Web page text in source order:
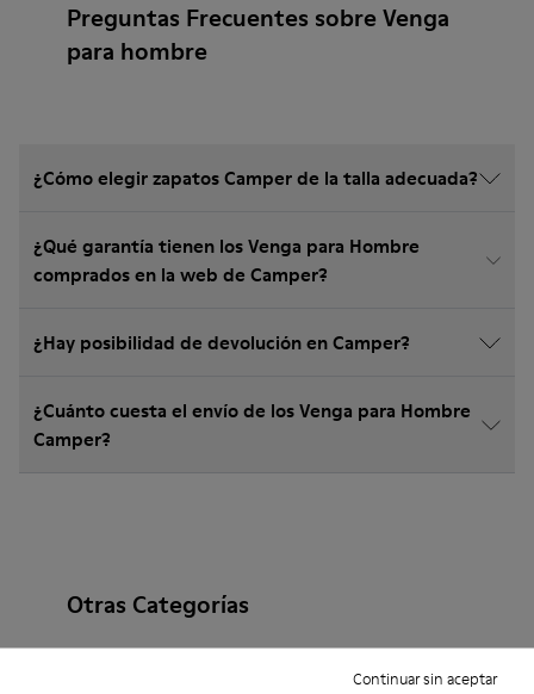
Continuar sin aceptar
Preguntas Frecuentes sobre Venga
para hombre
¿Cómo elegir zapatos Camper de la talla adecuada?
¿Qué garantía tienen los Venga para Hombre
comprados en la web de Camper?
¿Hay posibilidad de devolución en Camper?
¿Cuánto cuesta el envío de los Venga para Hombre
Camper?
Otras Categorías